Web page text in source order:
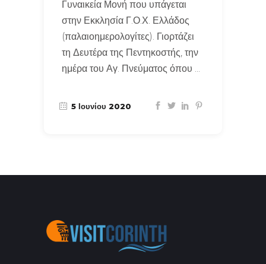
Γυναικεία Μονή που υπάγεται
στην Εκκλησία Γ.Ο.Χ. Ελλάδος
(παλαιοημερολογίτες). Γιορτάζει
τη Δευτέρα της Πεντηκοστής, την
ημέρα του Αγ. Πνεύματος όπου
5 Ιουνίου 2020